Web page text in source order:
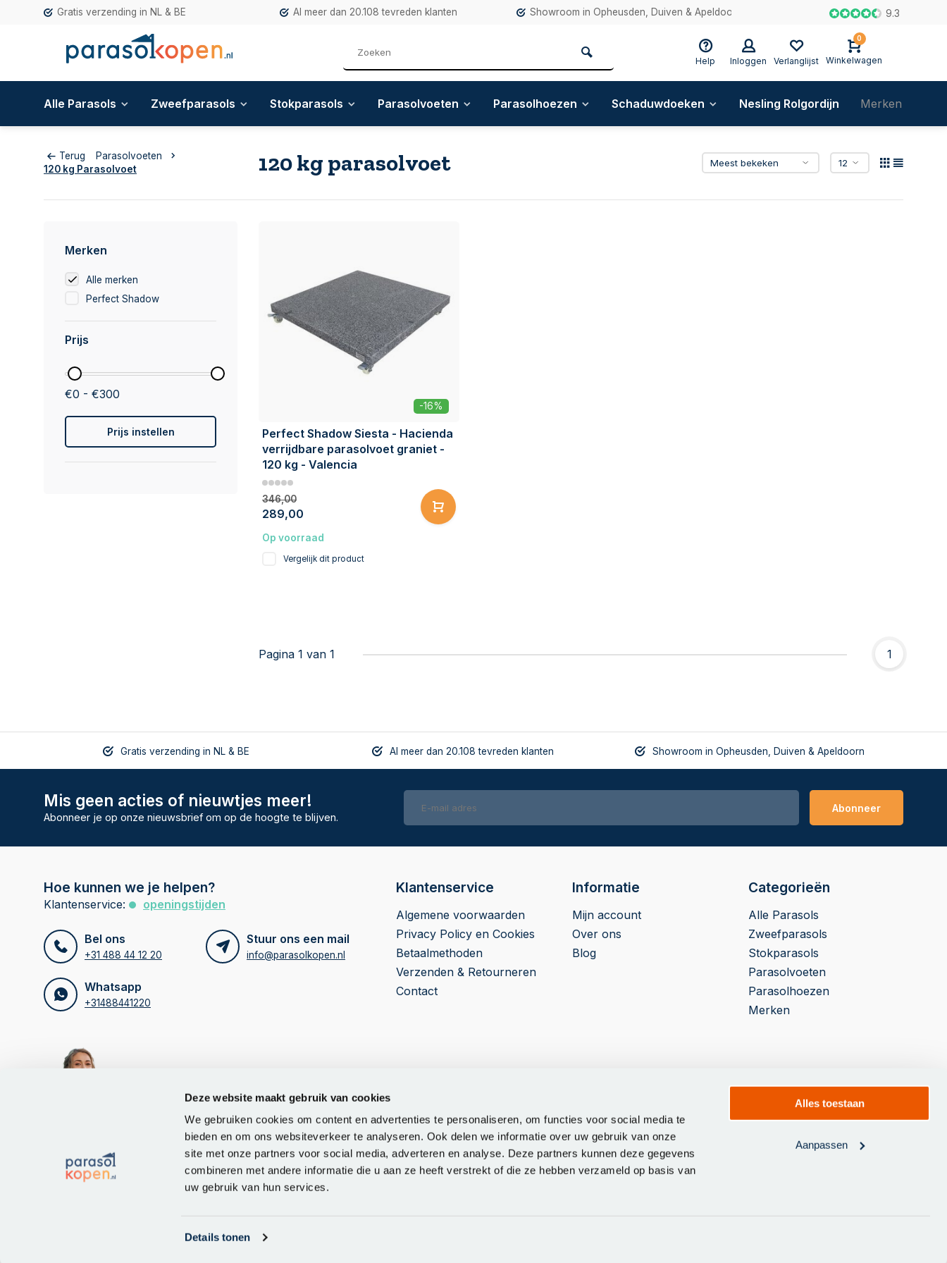
Deze website maakt gebruik van cookies
We gebruiken cookies om content en advertenties te personaliseren, om functies voor social media te
bieden en om ons websiteverkeer te analyseren. Ook delen we informatie over uw gebruik van onze
site met onze partners voor social media, adverteren en analyse. Deze partners kunnen deze gegevens
combineren met andere informatie die u aan ze heeft verstrekt of die ze hebben verzameld op basis van
uw gebruik van hun services.
Details tonen
Alles toestaan
Aanpassen
Gratis verzending in NL & BE Al meer dan 20.108 tevreden klanten Showroom in Opheusden, Duiven & Apeldoorn 9.3
Help Inloggen Verlanglijst
0
Winkelwagen
Alle Parasols Zweefparasols Stokparasols Parasolvoeten Parasolhoezen Schaduwdoeken Nesling Rolgordijn Merken
Terug
Parasolvoeten
120 kg Parasolvoet
120 kg parasolvoet
Merken
Alle merken
Perfect Shadow
Prijs
€0 - €300
Prijs instellen
-16%
Perfect Shadow Siesta - Hacienda
verrijdbare parasolvoet graniet -
120 kg - Valencia
346,00
289,00
Op voorraad
Vergelijk dit product
Pagina 1 van 1 1
Gratis verzending in NL & BE Al meer dan 20.108 tevreden klanten Showroom in Opheusden, Duiven & Apeldoorn
Mis geen acties of nieuwtjes meer!
Abonneer je op onze nieuwsbrief om op de hoogte te blijven.
Abonneer
Hoe kunnen we je helpen?
Klantenservice: openingstijden
Bel ons
+31 488 44 12 20
Stuur ons een mail
info@parasolkopen.nl
Whatsapp
+31488441220
Klantenservice
Algemene voorwaarden
Privacy Policy en Cookies
Betaalmethoden
Verzenden & Retourneren
Contact
Informatie
Mijn account
Over ons
Blog
Categorieën
Alle Parasols
Zweefparasols
Stokparasols
Parasolvoeten
Parasolhoezen
Merken
Edisonring 14
6669 NB, Dodewaard
KVK nummer:52547221
btw-nummer:NL850493894.N01